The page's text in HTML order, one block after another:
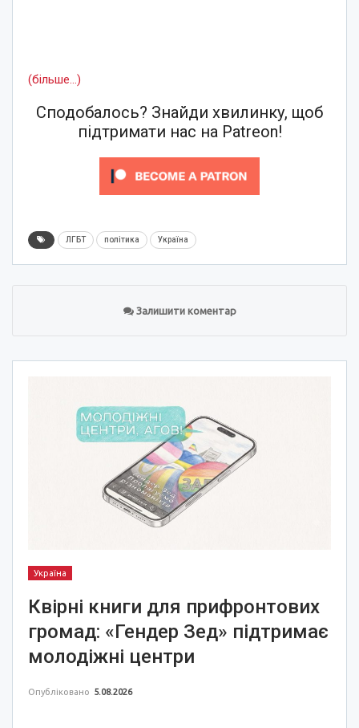
(більше…)
Сподобалось? Знайди хвилинку, щоб
підтримати нас на Patreon!
ЛГБТ політика Україна
Залишити коментар
Україна
Квірні книги для прифронтових
громад: «Гендер Зед» підтримає
молодіжні центри
Опубліковано 5.08.2026